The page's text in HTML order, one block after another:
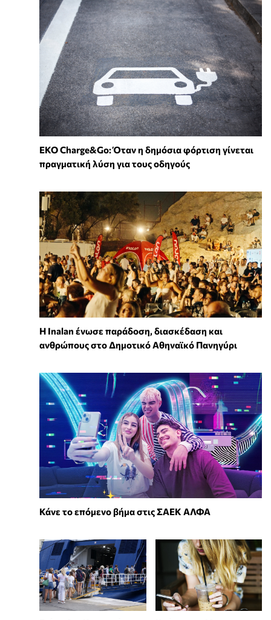
EKO Charge&Go: Όταν η δημόσια φόρτιση γίνεται
πραγματική λύση για τους οδηγούς
Η Inalan ένωσε παράδοση, διασκέδαση και
ανθρώπους στο Δημοτικό Αθηναϊκό Πανηγύρι
Κάνε το επόμενο βήμα στις ΣΑΕΚ ΑΛΦΑ